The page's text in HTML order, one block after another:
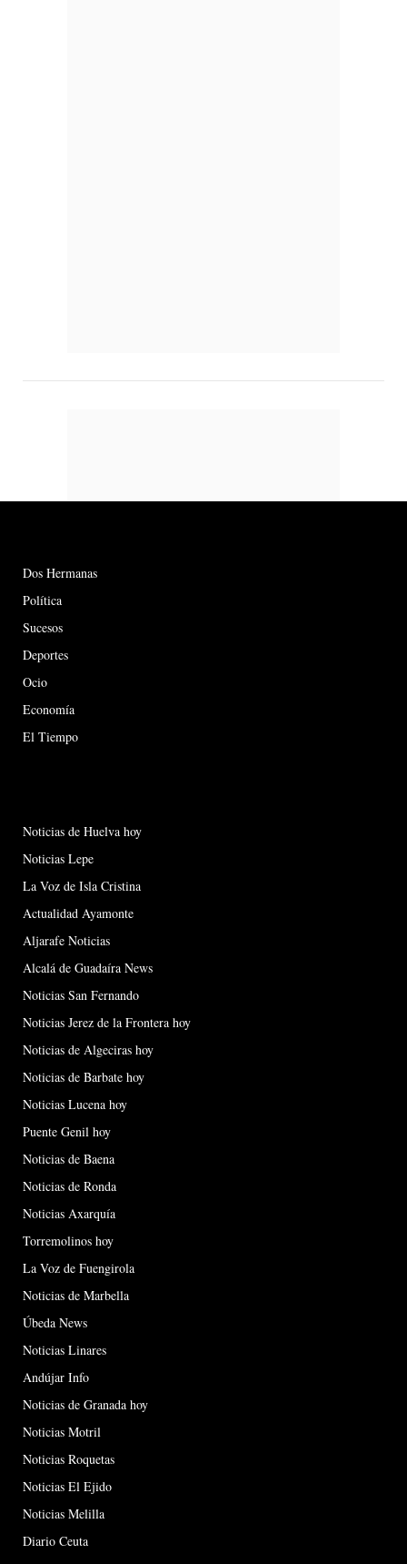
Dos Hermanas
Política
Sucesos
Deportes
Ocio
Economía
El Tiempo
Noticias de Huelva hoy
Noticias Lepe
La Voz de Isla Cristina
Actualidad Ayamonte
Aljarafe Noticias
Alcalá de Guadaíra News
Noticias San Fernando
Noticias Jerez de la Frontera hoy
Noticias de Algeciras hoy
Noticias de Barbate hoy
Noticias Lucena hoy
Puente Genil hoy
Noticias de Baena
Noticias de Ronda
Noticias Axarquía
Torremolinos hoy
La Voz de Fuengirola
Noticias de Marbella
Úbeda News
Noticias Linares
Andújar Info
Noticias de Granada hoy
Noticias Motril
Noticias Roquetas
Noticias El Ejido
Noticias Melilla
Diario Ceuta